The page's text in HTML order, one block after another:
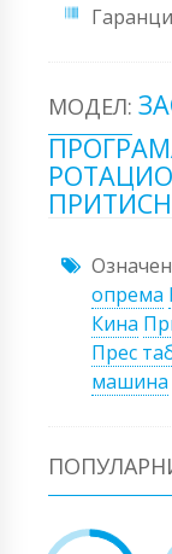
МОДЕЛ:
опрема
Кина
Прес
машина